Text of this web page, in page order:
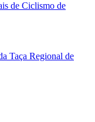
de Ciclismo de
Taça Regional de